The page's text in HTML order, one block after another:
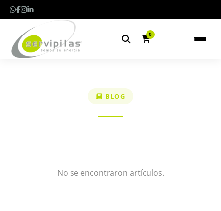
0
BLOG
No se encontraron artículos.